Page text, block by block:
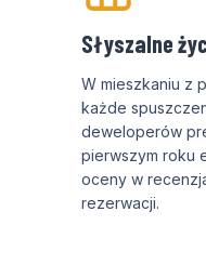
Słyszalne
W mieszkaniu z
każde
deweloperów
pierwszym roku
oceny w
rezerwacji.